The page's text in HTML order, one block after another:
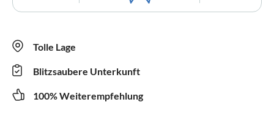
Tolle Lage
Blitzsaubere Unterkunft
100% Weiterempfehlung